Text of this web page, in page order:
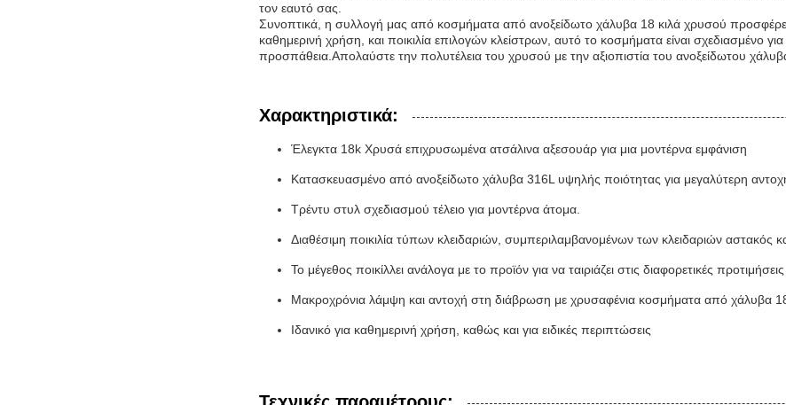
τον εαυτό σας.
Συνοπτικά, η συλλογή μας από κοσμήματα από ανοξείδωτο χάλυβα 18 κιλά χρυσού προσφέρει
καθημερινή χρήση, και ποικιλία επιλογών κλείστρων, αυτό το κοσμήματα είναι σχεδιασμένο
προσπάθεια.Απολαύστε την πολυτέλεια του χρυσού με την αξιοπιστία του ανοξείδωτου
Χαρακτηριστικά:
Έλεγκτα 18k Χρυσά επιχρυσωμένα ατσάλινα αξεσουάρ για μια μοντέρνα εμφάνιση
Κατασκευασμένο από ανοξείδωτο χάλυβα 316L υψηλής ποιότητας για μεγαλύτερη
Τρέντυ στυλ σχεδιασμού τέλειο για μοντέρνα άτομα.
Διαθέσιμη ποικιλία τύπων κλειδαριών, συμπεριλαμβανομένων των κλειδαριών αστακός
Το μέγεθος ποικίλλει ανάλογα με το προϊόν για να ταιριάζει στις διαφορετικές
Μακροχρόνια λάμψη και αντοχή στη διάβρωση με χρυσαφένια κοσμήματα από χάλυβα
Ιδανικό για καθημερινή χρήση, καθώς και για ειδικές περιπτώσεις